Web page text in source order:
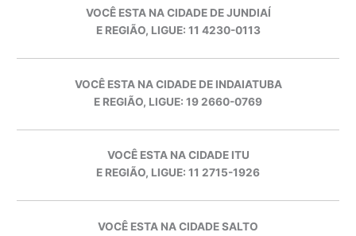
VOCÊ ESTA NA CIDADE DE JUNDIAÍ
E REGIÃO, LIGUE: 11 4230-0113
VOCÊ ESTA NA CIDADE DE INDAIATUBA
E REGIÃO, LIGUE: 19 2660-0769
VOCÊ ESTA NA CIDADE ITU
E REGIÃO, LIGUE: 11 2715-1926
VOCÊ ESTA NA CIDADE SALTO